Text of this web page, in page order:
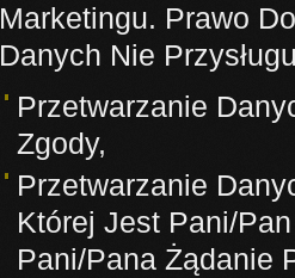
Marketingu. Prawo
Danych Nie
Przetwarzanie
Zgody,
Przetwarzanie
Której Jest Pani/
Pani/Pana Żądanie